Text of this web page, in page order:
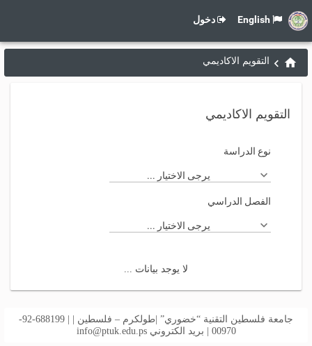
دخول
التقويم الاكاديمي
التقويم الاكاديمي
نوع الدراسة
يرجى الاختيار ...
الفصل الدراسي
يرجى الاختيار ...
لا يوجد بيانات ...
جامعة فلسطين التقنية “خضوري” |طولكرم – فلسطين | | 688199-92-
00970 | بريد الكتروني
info@ptuk.edu.ps